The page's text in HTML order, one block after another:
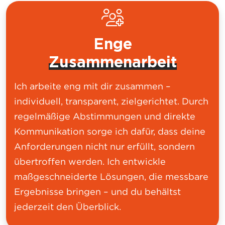
Enge
Zusammenarbeit
Ich arbeite eng mit dir zusammen –
individuell, transparent, zielgerichtet. Durch
regelmäßige Abstimmungen und direkte
Kommunikation sorge ich dafür, dass deine
Anforderungen nicht nur erfüllt, sondern
übertroffen werden. Ich entwickle
maßgeschneiderte Lösungen, die messbare
Ergebnisse bringen – und du behältst
jederzeit den Überblick.